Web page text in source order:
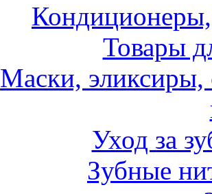
Кондиционеры,
Товары
Маски, эликсиры,
Уход за
Зубные